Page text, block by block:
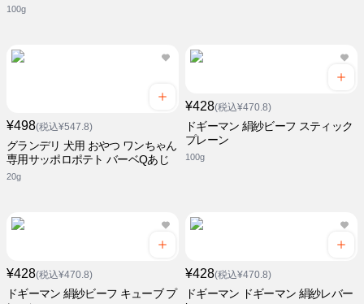
100g
¥498(税込¥547.8)
グランデリ 犬用 おやつ ワンちゃん
専用サッポロポテト バーベQあじ
20g
¥428(税込¥470.8)
ドギーマン 絹紗ビーフ スティック
プレーン
100g
¥428(税込¥470.8)
ドギーマン 絹紗ビーフ キューブ プ
¥428(税込¥470.8)
ドギーマン ドギーマン 絹紗レバー